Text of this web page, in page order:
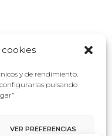
y de rendimiento.
pulsando
VER PREFERENCIAS